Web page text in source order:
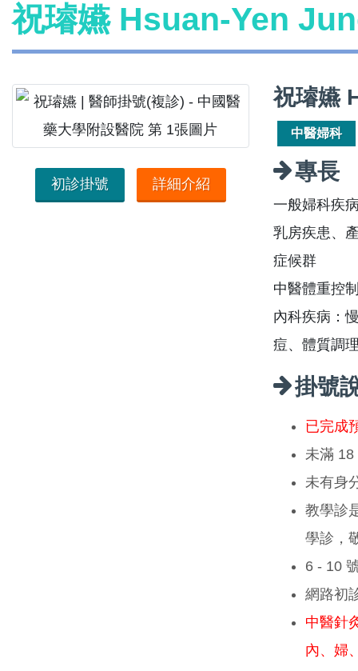
祝璿嬿 Hsuan-Yen
初診掛號 詳細介紹
祝璿嬿
中醫婦科
專長
一般婦科疾
乳房疾患、
症候群
中醫體重控
內科疾病：
痘、體質調
掛號
已完成
未滿 18
未有身
教學診
學診，
6 - 10
網路初
中醫針
內、婦